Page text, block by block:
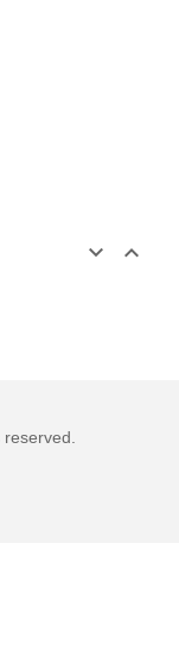
 
reserved.